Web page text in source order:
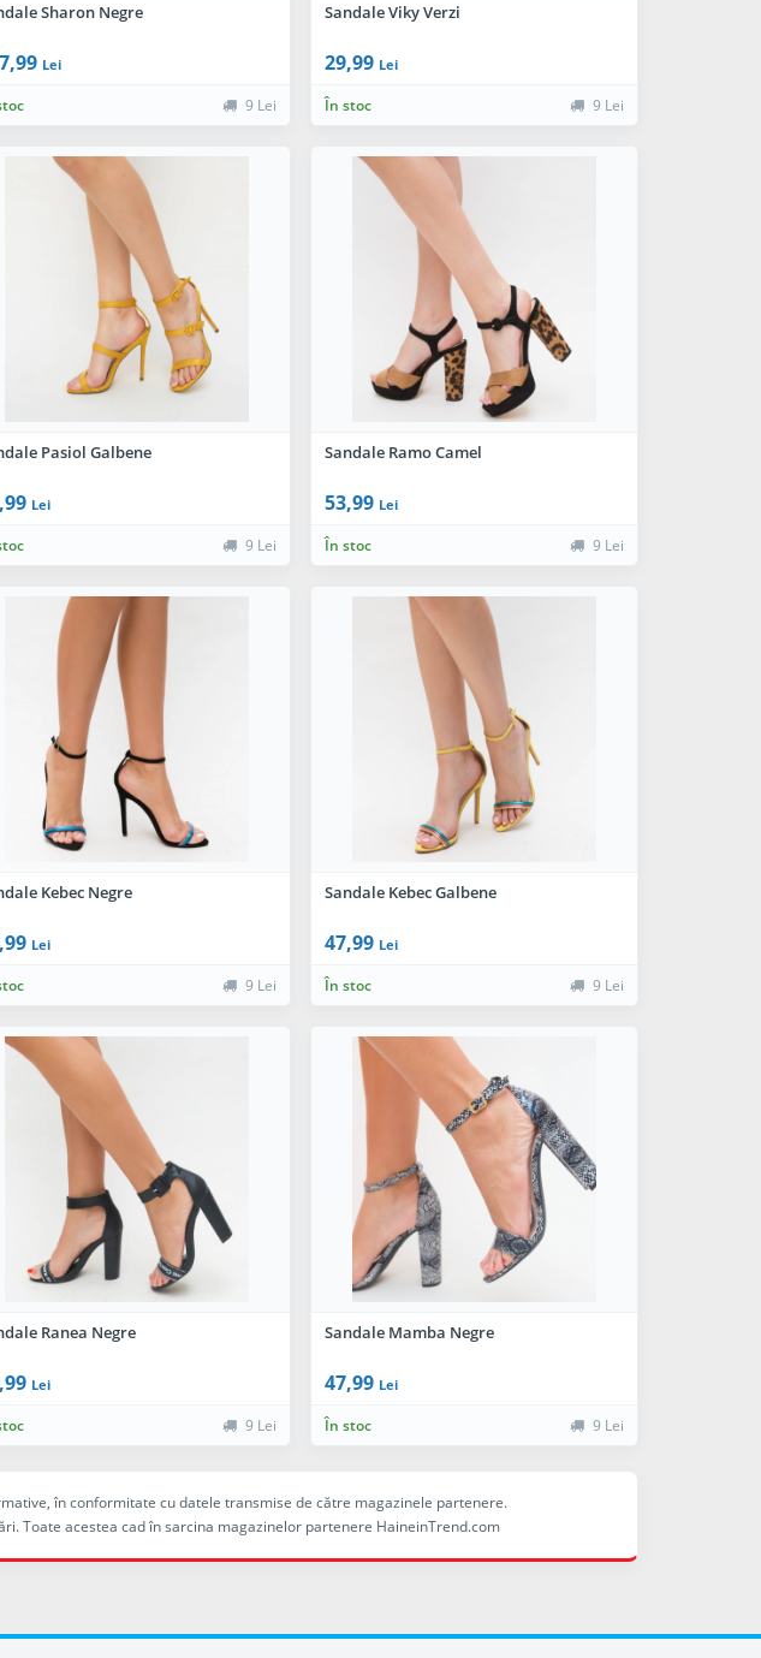
Sharon Negre
Lei
9 Lei
Sandale Viky Verzi
29,99 Lei
În stoc 9 Lei
Pasiol Galbene
Lei
9 Lei
Sandale Ramo Camel
53,99 Lei
În stoc 9 Lei
Kebec Negre
Lei
9 Lei
Sandale Kebec Galbene
47,99 Lei
În stoc 9 Lei
Ranea Negre
Lei
9 Lei
Sandale Mamba Negre
47,99 Lei
În stoc 9 Lei
în conformitate cu datele transmise de către magazinele partenere.
Toate acestea cad în sarcina magazinelor partenere HaineinTrend.com